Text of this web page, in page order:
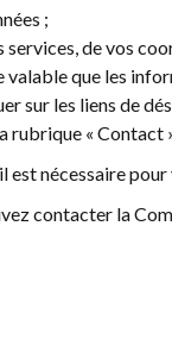
;
de vos
que les
sur les liens de
«
nécessaire
contacter la